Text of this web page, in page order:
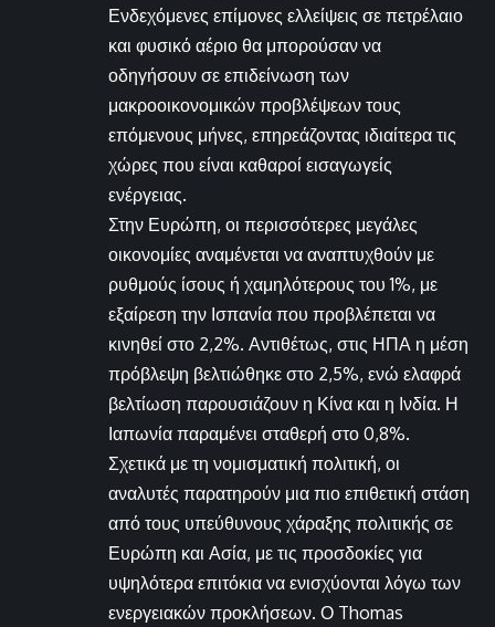
Ενδεχόμενες επίμονες ελλείψεις σε πετρέλαιο
και φυσικό αέριο θα μπορούσαν να
οδηγήσουν σε επιδείνωση των
μακροοικονομικών προβλέψεων τους
επόμενους μήνες, επηρεάζοντας ιδιαίτερα τις
χώρες που είναι καθαροί εισαγωγείς
ενέργειας.
Στην Ευρώπη, οι περισσότερες μεγάλες
οικονομίες αναμένεται να αναπτυχθούν με
ρυθμούς ίσους ή χαμηλότερους του 1%, με
εξαίρεση την Ισπανία που προβλέπεται να
κινηθεί στο 2,2%. Αντιθέτως, στις ΗΠΑ η μέση
πρόβλεψη βελτιώθηκε στο 2,5%, ενώ ελαφρά
βελτίωση παρουσιάζουν η Κίνα και η Ινδία. Η
Ιαπωνία παραμένει σταθερή στο 0,8%.
Σχετικά με τη νομισματική πολιτική, οι
αναλυτές παρατηρούν μια πιο επιθετική στάση
από τους υπεύθυνους χάραξης πολιτικής σε
Ευρώπη και Ασία, με τις προσδοκίες για
υψηλότερα επιτόκια να ενισχύονται λόγω των
ενεργειακών προκλήσεων. Ο Thomas